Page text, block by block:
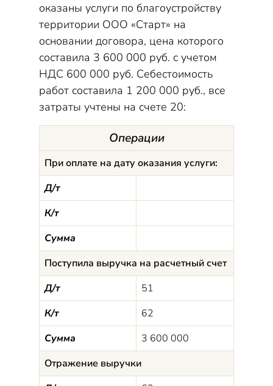
оказаны услуги по благоустройству
территории ООО «Старт» на
основании договора, цена которого
составила 3 600 000 руб. с учетом
НДС 600 000 руб. Себестоимость
работ составила 1 200 000 руб., все
затраты учтены на счете 20:
Операции
При оплате на дату оказания услуги:
Д/т
К/т
Сумма
Поступила выручка на расчетный счет
Д/т
51
К/т
62
Сумма
3 600 000
Отражение выручки